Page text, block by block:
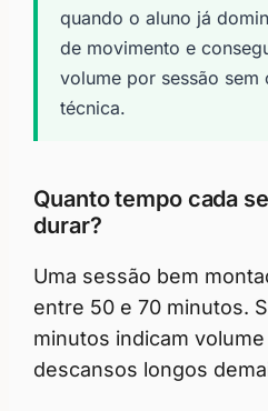
quando o aluno já
de movimento e
volume por sessão sem
técnica.
Quanto tempo cada
durar?
Uma sessão bem
entre 50 e 70 minutos.
minutos indicam
descansos longos